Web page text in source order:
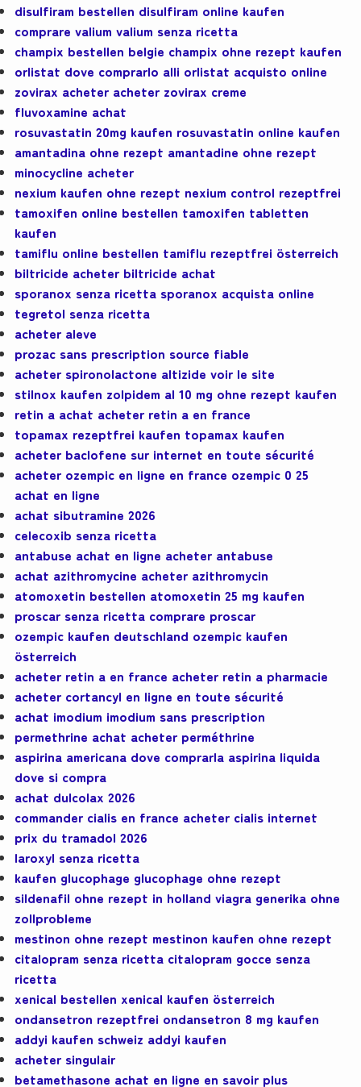
disulfiram bestellen disulfiram online kaufen
comprare valium valium senza ricetta
champix bestellen belgie champix ohne rezept kaufen
orlistat dove comprarlo alli orlistat acquisto online
zovirax acheter acheter zovirax creme
fluvoxamine achat
rosuvastatin 20mg kaufen rosuvastatin online kaufen
amantadina ohne rezept amantadine ohne rezept
minocycline acheter
nexium kaufen ohne rezept nexium control rezeptfrei
tamoxifen online bestellen tamoxifen tabletten
kaufen
tamiflu online bestellen tamiflu rezeptfrei österreich
biltricide acheter biltricide achat
sporanox senza ricetta sporanox acquista online
tegretol senza ricetta
acheter aleve
prozac sans prescription source fiable
acheter spironolactone altizide voir le site
stilnox kaufen zolpidem al 10 mg ohne rezept kaufen
retin a achat acheter retin a en france
topamax rezeptfrei kaufen topamax kaufen
acheter baclofene sur internet en toute sécurité
acheter ozempic en ligne en france ozempic 0 25
achat en ligne
achat sibutramine 2026
celecoxib senza ricetta
antabuse achat en ligne acheter antabuse
achat azithromycine acheter azithromycin
atomoxetin bestellen atomoxetin 25 mg kaufen
proscar senza ricetta comprare proscar
ozempic kaufen deutschland ozempic kaufen
österreich
acheter retin a en france acheter retin a pharmacie
acheter cortancyl en ligne en toute sécurité
achat imodium imodium sans prescription
permethrine achat acheter perméthrine
aspirina americana dove comprarla aspirina liquida
dove si compra
achat dulcolax 2026
commander cialis en france acheter cialis internet
prix du tramadol 2026
laroxyl senza ricetta
kaufen glucophage glucophage ohne rezept
sildenafil ohne rezept in holland viagra generika ohne
zollprobleme
mestinon ohne rezept mestinon kaufen ohne rezept
citalopram senza ricetta citalopram gocce senza
ricetta
xenical bestellen xenical kaufen österreich
ondansetron rezeptfrei ondansetron 8 mg kaufen
addyi kaufen schweiz addyi kaufen
acheter singulair
betamethasone achat en ligne en savoir plus